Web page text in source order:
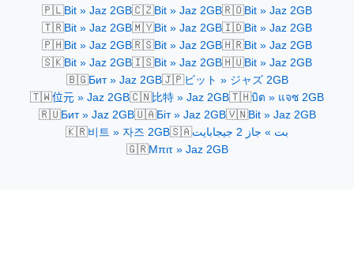
🇵🇱Bit » Jaz 2GB🇨🇿Bit » Jaz 2GB🇷🇴Bit » Jaz 2GB
🇹🇷Bit » Jaz 2GB🇲🇾Bit » Jaz 2GB🇮🇩Bit » Jaz 2GB
🇵🇭Bit » Jaz 2GB🇷🇸Bit » Jaz 2GB🇭🇷Bit » Jaz 2GB
🇸🇰Bit » Jaz 2GB🇮🇸Bit » Jaz 2GB🇭🇺Bit » Jaz 2GB
🇧🇬Бит » Jaz 2GB🇯🇵ビット » ジャズ 2GB
🇹🇼位元 » Jaz 2GB🇨🇳比特 » Jaz 2GB🇹🇭บิต » แจซ 2GB
🇷🇺Бит » Jaz 2GB🇺🇦Біт » Jaz 2GB🇻🇳Bit » Jaz 2GB
🇰🇷비트 » 자즈 2GB🇸🇦 بت » جاز 2 جيجابايت
🇬🇷Μπιτ » Jaz 2GB